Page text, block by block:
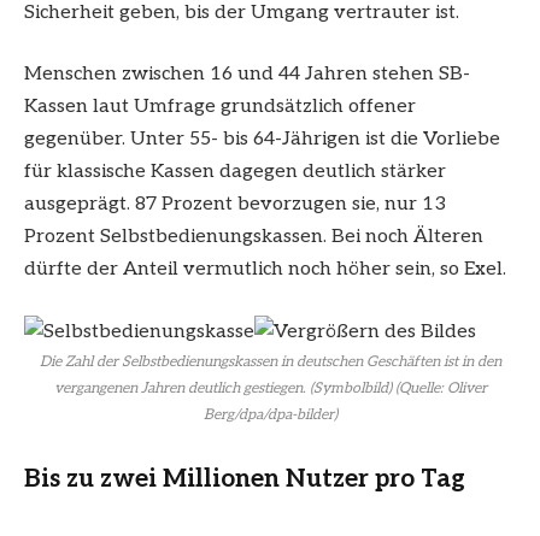
Sicherheit geben, bis der Umgang vertrauter ist.
Menschen zwischen 16 und 44 Jahren stehen SB-
Kassen laut Umfrage grundsätzlich offener
gegenüber. Unter 55- bis 64-Jährigen ist die Vorliebe
für klassische Kassen dagegen deutlich stärker
ausgeprägt. 87 Prozent bevorzugen sie, nur 13
Prozent Selbstbedienungskassen. Bei noch Älteren
dürfte der Anteil vermutlich noch höher sein, so Exel.
Die Zahl der Selbstbedienungskassen in deutschen Geschäften ist in den
vergangenen Jahren deutlich gestiegen. (Symbolbild) (Quelle: Oliver
Berg/dpa/dpa-bilder)
Bis zu zwei Millionen Nutzer pro Tag